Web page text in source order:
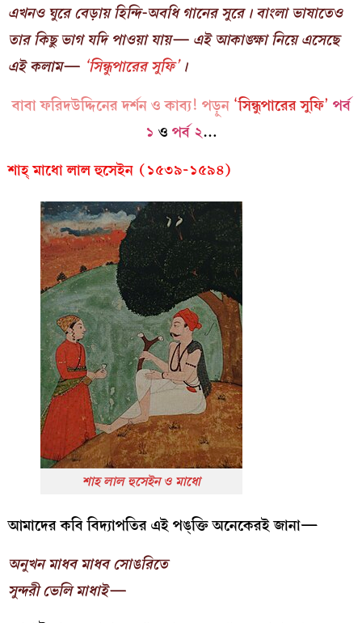
এখনও ঘুরে বেড়ায় হিন্দি-অবধি গানের সুরে। বাংলা ভাষাতেও
তার কিছু ভাগ যদি পাওয়া যায়— এই আকাঙ্ক্ষা নিয়ে এসেছে
এই কলাম— ‘সিন্ধুপারের সুফি’।
বাবা ফরিদউদ্দিনের দর্শন ও কাব্য! পড়ুন ‘সিন্ধুপারের সুফি’ পর্ব
১ ও পর্ব ২…
শাহ্‌ মাধো লাল হুসেইন (১৫৩৯-১৫৯৪)
শাহ লাল হুসেইন ও মাধো
আমাদের কবি বিদ্যাপতির এই পঙ্‌ক্তি অনেকেরই জানা—
অনুখন মাধব মাধব সোঙরিতে
সুন্দরী ভেলি মাধাই—